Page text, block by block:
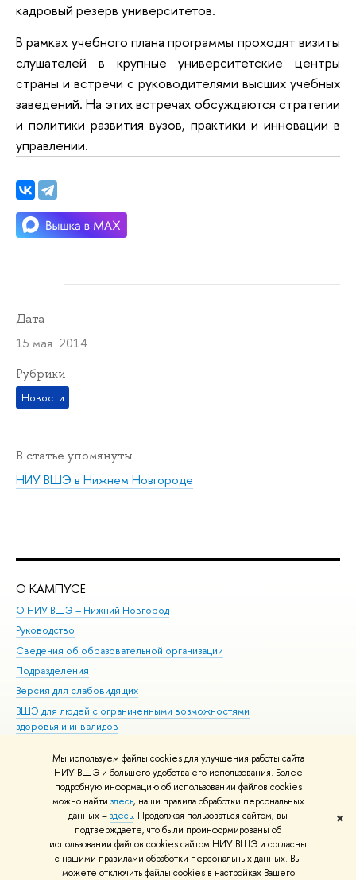
Мы используем файлы cookies для улучшения работы сайта
НИУ ВШЭ и большего удобства его использования. Более
подробную информацию об использовании файлов cookies
можно найти здесь, наши правила обработки персональных
данных –здесь. Продолжая пользоваться сайтом, вы
подтверждаете, что были проинформированы об
использовании файлов cookies сайтом НИУ ВШЭ и согласны
с нашими правилами обработки персональных данных. Вы
можете отключить файлы cookies в настройках Вашего
✖
кадровый резерв университетов.
В рамках учебного плана программы проходят визиты
слушателей в крупные университетские центры
страны и встречи с руководителями высших учебных
заведений. На этих встречах обсуждаются стратегии
и политики развития вузов, практики и инновации в
управлении.
Дата
15 мая 2014
Рубрики
Новости
В статье упомянуты
НИУ ВШЭ в Нижнем Новгороде
О КАМПУСЕ
О НИУ ВШЭ – Нижний Новгород
Руководство
Сведения об образовательной организации
Подразделения
Версия для слабовидящих
ВШЭ для людей с ограниченными возможностями
здоровья и инвалидов
© НИУ ВШЭ 1993–2026 Адреса и контакты Условия использования
материалов Политика конфиденциальности Карта сайта
Шрифты HSE Sans и HSE Slab разработаны вШколе дизайна НИУ ВШЭ